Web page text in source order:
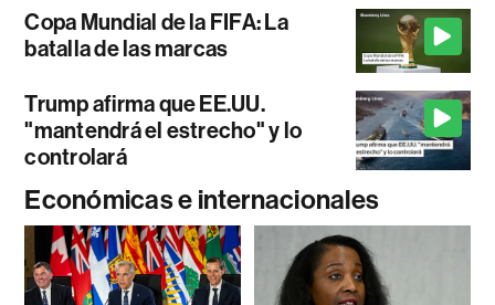
Copa Mundial de la FIFA: La
batalla de las marcas
Trump afirma que EE.UU.
"mantendrá el estrecho" y lo
controlará
Económicas e internacionales